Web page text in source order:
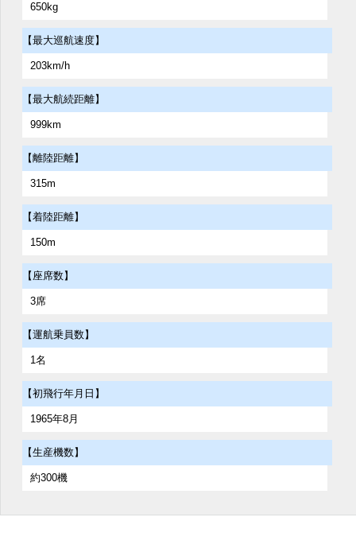
650kg
【最大巡航速度】
203km/h
【最大航続距離】
999km
【離陸距離】
315m
【着陸距離】
150m
【座席数】
3席
【運航乗員数】
1名
【初飛行年月日】
1965年8月
【生産機数】
約300機